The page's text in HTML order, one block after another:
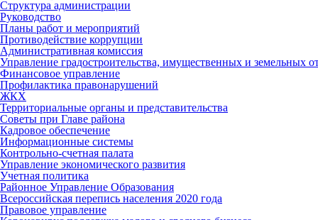
Структура администрации
Руководство
Планы работ и мероприятий
Противодействие коррупции
Административная комиссия
Управление градостроительства, имущественных и земельных
Финансовое управление
Профилактика правонарушений
ЖКХ
Территориальные органы и представительства
Советы при Главе района
Кадровое обеспечение
Информационные системы
Контрольно-счетная палата
Управление экономического развития
Учетная политика
Районное Управление Образования
Всероссийская перепись населения 2020 года
Правовое управление